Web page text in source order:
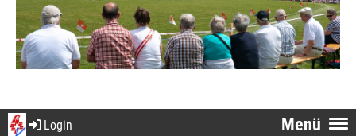
Menü
Login